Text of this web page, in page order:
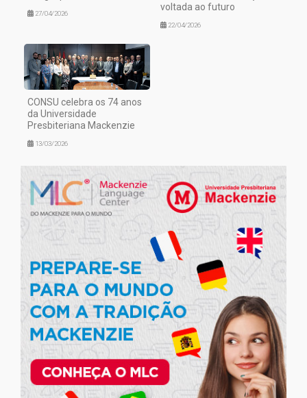
27/04/2026
voltada ao futuro
22/04/2026
CONSU celebra os 74 anos
da Universidade
Presbiteriana Mackenzie
13/03/2026